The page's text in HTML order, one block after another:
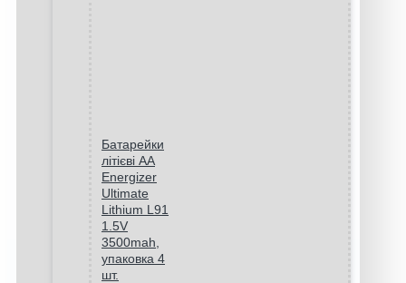
Батарейки
літієві AA
Energizer
Ultimate
Lithium L91
1.5V
3500mah,
упаковка 4
шт.